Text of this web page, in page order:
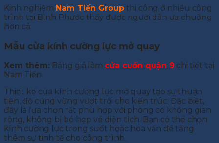
Kinh nghiệm Nam Tiến Group thi công ở nhiều công
trình tại Bình Phước thấy được người dân ưa chuộng
hơn cả:
Mẫu cửa kính cường lực mở quay
Xem thêm: Bảng giá làm cửa cuốn quận 9 chi tiết tại
Nam Tiến
Thiết kế cửa kính cường lực mở quay tạo sự thuận
tiện, độ cứng vững vượt trội cho kiến trúc. Đặc biệt,
đây là lựa chọn rất phù hợp với phòng có không gian
rộng, không bị bó hẹp về diện tích. Bạn có thể chọn
kính cường lực trong suốt hoặc hoa văn để tăng
thêm sự tinh tế cho công trình.